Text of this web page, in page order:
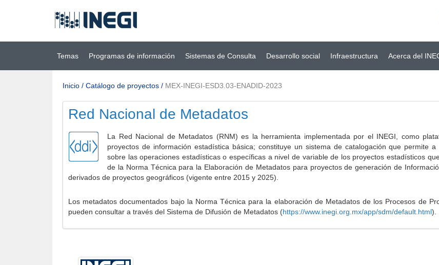
principal
(INEGI)
Temas Programas de información Sistemas de Consulta Desarrollo social Infraestructura Acerca del
Inicio / Catálogo de proyectos / MEX-INEGI-ESD3.03-ENADID-2023
Red Nacional de Metadatos
La Red Nacional de Metadatos (RNM) es la herramienta implementada por el INEGI, como
proyectos de información estadística básica; constituye un sistema de catalogación que permite
sobre las operaciones estadísticas o específicas a nivel de variable de los proyectos estadísticos
de la Norma Técnica para la Elaboración de Metadatos para proyectos de generación de
derivados de proyectos geográficos (vigente entre 2015 y 2025).
Los metadatos documentados bajo la Norma Técnica para la elaboración de Metadatos de los Procesos de
pueden consultar a través del Sistema de Difusión de Metadatos (https://www.inegi.org.mx/app/sdm/default.html).